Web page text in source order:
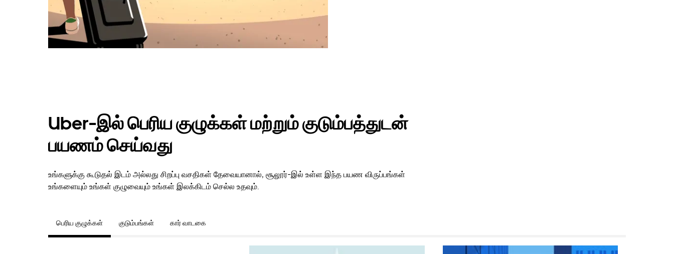
Uber-இல் பெரிய குழுக்கள் மற்றும் குடும்பத்துடன்
பயணம் செய்வது
உங்களுக்கு கூடுதல் இடம் அல்லது சிறப்பு வசதிகள் தேவையானால், சூலூர்-இல் உள்ள இந்த பயண விருப்பங்கள்
உங்களையும் உங்கள் குழுவையும் உங்கள் இலக்கிடம் செல்ல உதவும்.
பெரிய குழுக்கள் குடும்பங்கள் கார் வாடகை